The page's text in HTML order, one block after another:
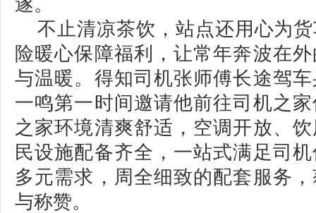
遂。
不止清凉茶饮，站点还用心为
险暖心保障福利，让常年奔波在
与温暖。得知司机张师傅长途驾
一鸣第一时间邀请他前往司机之
之家环境清爽舒适，空调开放、
民设施配备齐全，一站式满足司
多元需求，周全细致的配套服务
与称赞。